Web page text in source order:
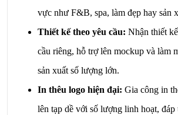
vực như F&B, spa, làm đẹp hay sản
Thiết kế theo yêu cầu: Nhận thiết
cầu riêng, hỗ trợ lên mockup và làm
sản xuất số lượng lớn.
In thêu logo hiện đại: Gia công in
lên tạp dề với số lượng linh hoạt,